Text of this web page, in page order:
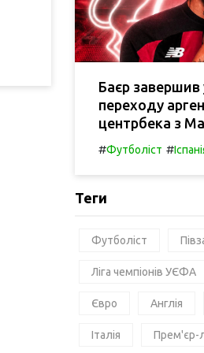
Баєр
переходу
центрбека з
#Футболіст #
Теги
Футболіст
Ліга чемпіонів УЄФА
Євро Англія
Італія Прем'єр-